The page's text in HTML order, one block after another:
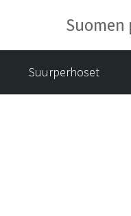
Suomen
Suurperhoset